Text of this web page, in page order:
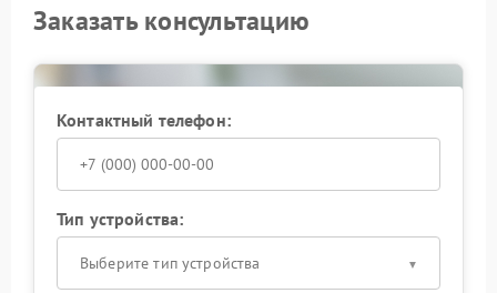
Заказать консультацию
Контактный телефон:
Тип устройства:
Выберите тип устройства